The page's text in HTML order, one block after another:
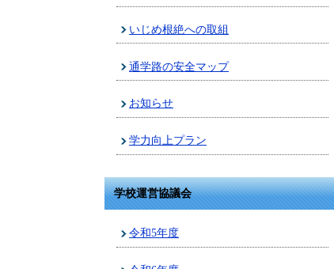
いじめ根絶への取組
通学路の安全マップ
お知らせ
学力向上プラン
学校運営協議会
令和5年度